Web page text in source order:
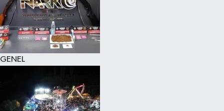
GENEL
KÜLTÜR SANAT
MAGAZİN
SAĞLIK
SİYASET